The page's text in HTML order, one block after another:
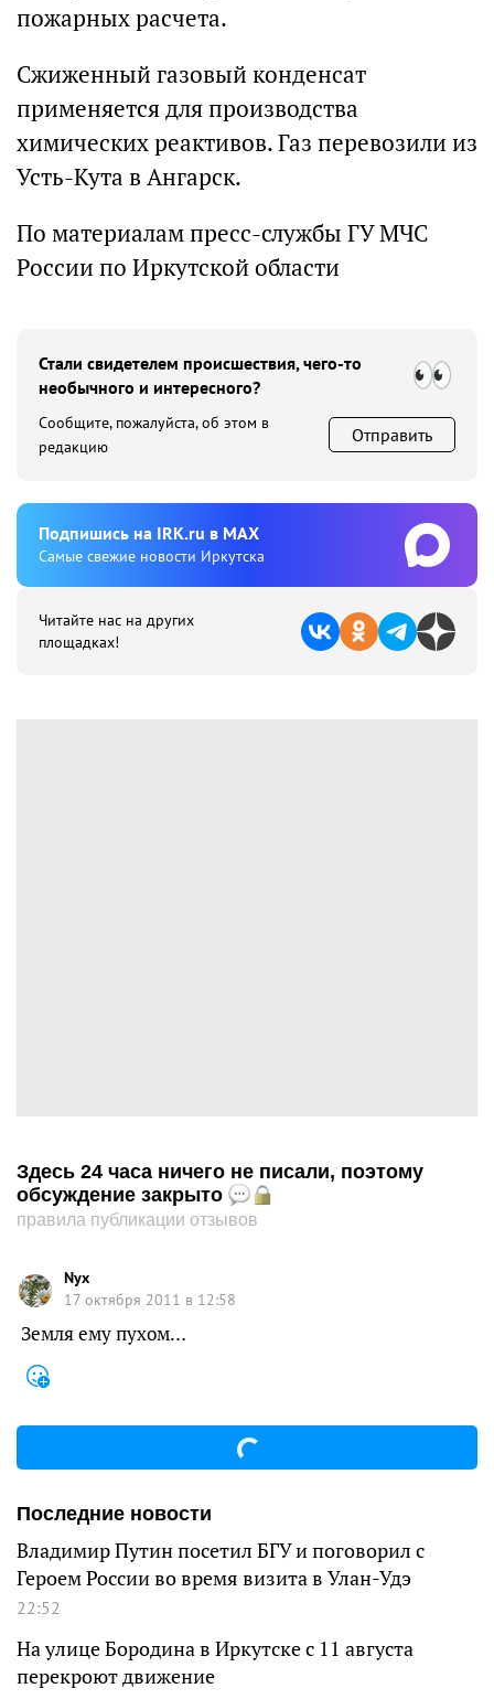
пожарных расчета.
Сжиженный газовый конденсат
применяется для производства
химических реактивов. Газ перевозили из
Усть-Кута в Ангарск.
По материалам пресс-службы ГУ МЧС
России по Иркутской области
Стали свидетелем происшествия, чего-то
необычного и интересного?
Сообщите, пожалуйста, об этом в
редакцию
Отправить
Подпишиcь на IRK.ru в MAX
Cамые свежие новости Иркутска
Читайте нас на других
площадках!
Здесь 24 часа ничего не писали, поэтому
обсуждение закрыто
правила публикации отзывов
Nyx
17 октября 2011 в 12:58
Земля ему пухом…
Последние новости
Владимир Путин посетил БГУ и поговорил с
Героем России во время визита в Улан-Удэ
22:52
На улице Бородина в Иркутске с 11 августа
перекроют движение